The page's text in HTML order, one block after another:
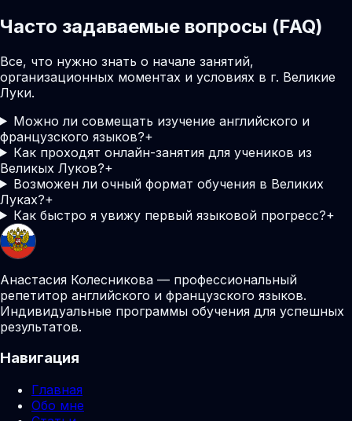
Часто задаваемые вопросы (FAQ)
Все, что нужно знать о начале занятий,
организационных моментах и условиях в г. Великие
Луки.
Можно ли совмещать изучение английского и
французского языков?+
Как проходят онлайн-занятия для учеников из
Великых Луков?+
Возможен ли очный формат обучения в Великих
Луках?+
Как быстро я увижу первый языковой прогресс?+
Анастасия Колесникова — профессиональный
репетитор английского и французского языков.
Индивидуальные программы обучения для успешных
результатов.
Навигация
Главная
Обо мне